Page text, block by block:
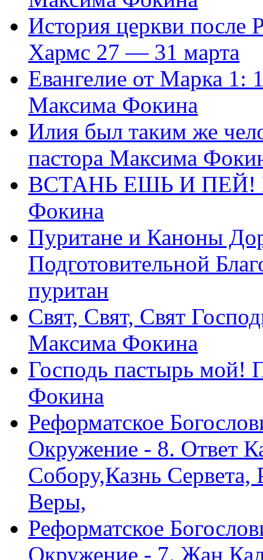
История церкви
Хармс 27 — 31 марта
Евангелие от Марка 1:
Максима Фокина
Илия был таким же
пастора Максима
ВСТАНЬ ЕШЬ И ПЕЙ!
Фокина
Пуритане и Каноны
Подготовительной
пуритан
Свят, Свят, Свят
Максима Фокина
Господь пастырь мой!
Фокина
Реформатское
Окружение - 8. Ответ
Собору,Казнь Сервета,
Веры,
Реформатское
Окружение - 7. Жан